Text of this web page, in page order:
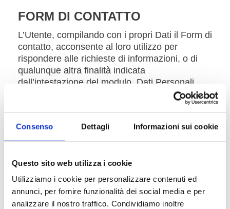
Consenso Dettagli Informazioni sui cookie
Questo sito web utilizza i cookie
Utilizziamo i cookie per personalizzare contenuti ed
annunci, per fornire funzionalità dei social media e per
analizzare il nostro traffico. Condividiamo inoltre
FORM DI CONTATTO
L’Utente, compilando con i propri Dati il Form di
contatto, acconsente al loro utilizzo per
rispondere alle richieste di informazioni, o di
qualunque altra finalità indicata
dall’intestazione del modulo. Dati Personali
raccolti mediante Form di contatto: Email,
CONTACT FORM 7 (ROCK LOBSTER LLC)
è un servizio di creazione e gestione di Form
contenuti all’interno delle proprie pagine. Dati
Personali raccolti: Email e Nome. Varie
tipologie di Dati secondo quanto specificato
dalla Privacy Policy del servizio. Luogo del